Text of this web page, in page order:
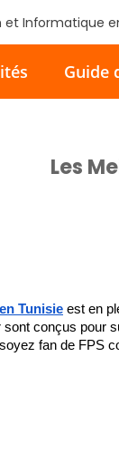
et Informatique
Guide
Les
Tunisie est en
conçus pour
fan de FPS